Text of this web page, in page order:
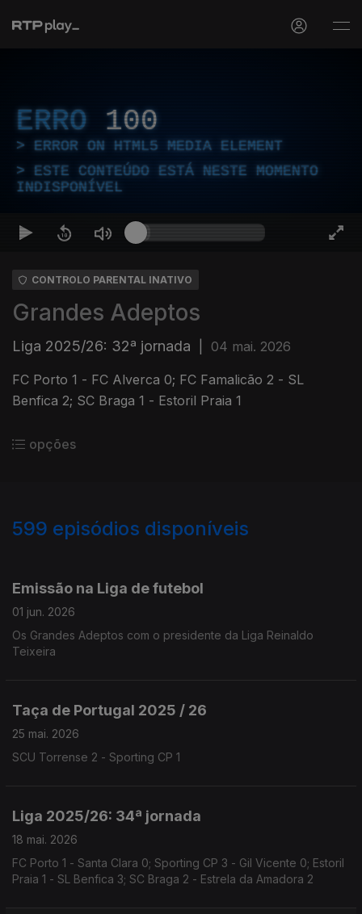
ERRO 100
ERROR ON HTML5 MEDIA ELEMENT
ESTE CONTEÚDO ESTÁ NESTE MOMENTO
INDISPONÍVEL
CONTROLO PARENTAL INATIVO
Grandes Adeptos
Liga 2025/26: 32ª jornada 04 mai. 2026
FC Porto 1 - FC Alverca 0; FC Famalicão 2 - SL
Benfica 2; SC Braga 1 - Estoril Praia 1
opções
599 episódios disponíveis
Emissão na Liga de futebol
01 jun. 2026
Os Grandes Adeptos com o presidente da Liga Reinaldo
Teixeira
Taça de Portugal 2025 / 26
25 mai. 2026
SCU Torrense 2 - Sporting CP 1
Liga 2025/26: 34ª jornada
18 mai. 2026
FC Porto 1 - Santa Clara 0; Sporting CP 3 - Gil Vicente 0; Estoril
Praia 1 - SL Benfica 3; SC Braga 2 - Estrela da Amadora 2